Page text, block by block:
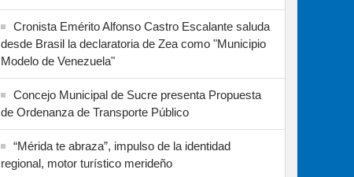
Cronista Emérito Alfonso Castro Escalante saluda
desde Brasil la declaratoria de Zea como "Municipio
Modelo de Venezuela"
Concejo Municipal de Sucre presenta Propuesta
de Ordenanza de Transporte Público
“Mérida te abraza”, impulso de la identidad
regional, motor turístico merideño